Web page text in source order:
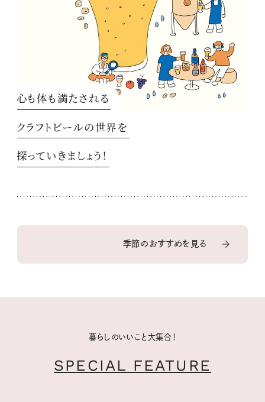
心も体も満たされる
クラフトビールの世界を
探っていきましょう！
季節のおすすめを見る
暮らしのいいこと大集合！
SPECIAL FEATURE